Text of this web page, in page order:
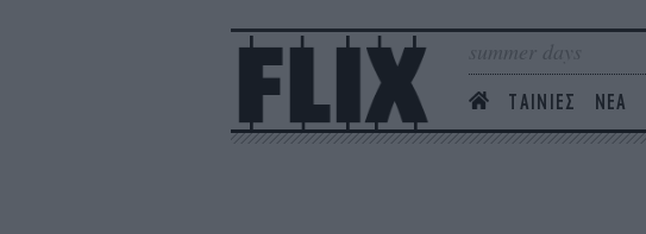
summer days
ΤΑΙΝΙΕΣ ΝΕΑ